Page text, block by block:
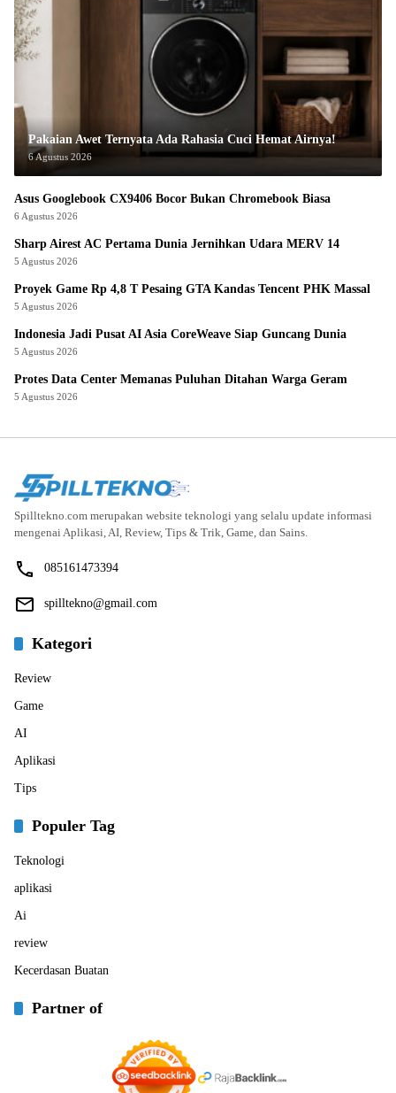
Pakaian Awet Ternyata Ada Rahasia Cuci Hemat Airnya!
6 Agustus 2026
Asus Googlebook CX9406 Bocor Bukan Chromebook Biasa
6 Agustus 2026
Sharp Airest AC Pertama Dunia Jernihkan Udara MERV 14
5 Agustus 2026
Proyek Game Rp 4,8 T Pesaing GTA Kandas Tencent PHK Massal
5 Agustus 2026
Indonesia Jadi Pusat AI Asia CoreWeave Siap Guncang Dunia
5 Agustus 2026
Protes Data Center Memanas Puluhan Ditahan Warga Geram
5 Agustus 2026
Spilltekno.com merupakan website teknologi yang selalu update informasi
mengenai Aplikasi, AI, Review, Tips & Trik, Game, dan Sains.
085161473394
spilltekno@gmail.com
Kategori
Review
Game
AI
Aplikasi
Tips
Populer Tag
Teknologi
aplikasi
Ai
review
Kecerdasan Buatan
Partner of